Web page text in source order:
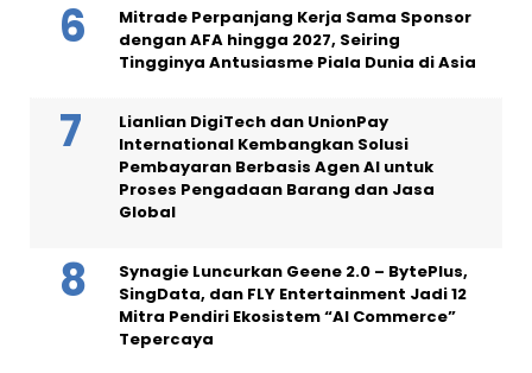
Mitrade Perpanjang Kerja Sama Sponsor
dengan AFA hingga 2027, Seiring
Tingginya Antusiasme Piala Dunia di Asia
Lianlian DigiTech dan UnionPay
International Kembangkan Solusi
Pembayaran Berbasis Agen AI untuk
Proses Pengadaan Barang dan Jasa
Global
Synagie Luncurkan Geene 2.0 – BytePlus,
SingData, dan FLY Entertainment Jadi 12
Mitra Pendiri Ekosistem “AI Commerce”
Tepercaya